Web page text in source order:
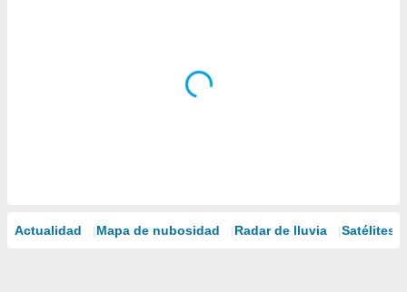
Actualidad Mapa de nubosidad Radar de lluvia Satélites